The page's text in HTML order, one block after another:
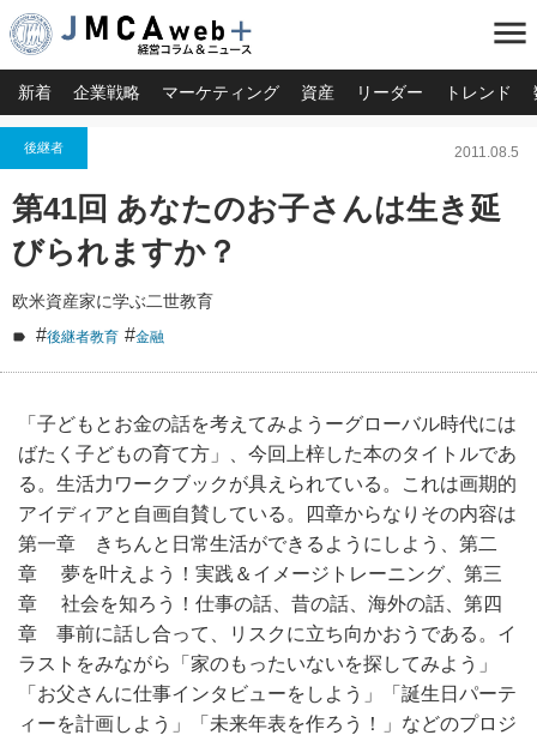
menu
新着 企業戦略 マーケティング 資産 リーダー トレンド
後継者 2011.08.5
第41回 あなたのお子さんは生き延
びられますか？
欧米資産家に学ぶ二世教育
#後継者教育 #金融
「子どもとお金の話を考えてみようーグローバル時代には
ばたく子どもの育て方」、今回上梓した本のタイトルであ
る。生活力ワークブックが具えられている。これは画期的
アイディアと自画自賛している。四章からなりその内容は
第一章 きちんと日常生活ができるようにしよう、第二
章
夢を叶えよう！実践＆イメージトレーニング、第三
章
社会を知ろう！仕事の話、昔の話、海外の話、第四
章 事前に話し合って、リスクに立ち向かおうである。イ
ラストをみながら「家のもったいないを探してみよう」
「お父さんに仕事インタビューをしよう」「誕生日パーテ
ィーを計画しよう」「未来年表を作ろう！」などのプロジ